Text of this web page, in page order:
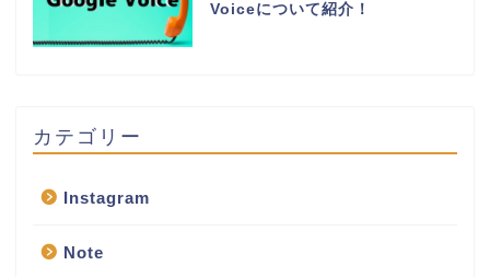
Voiceについて紹介！
カテゴリー
Instagram
Note